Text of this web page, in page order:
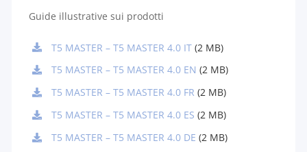
Guide illustrative sui prodotti
T5 MASTER – T5 MASTER 4.0 IT (2 MB)
T5 MASTER – T5 MASTER 4.0 EN (2 MB)
T5 MASTER – T5 MASTER 4.0 FR (2 MB)
T5 MASTER – T5 MASTER 4.0 ES (2 MB)
T5 MASTER – T5 MASTER 4.0 DE (2 MB)